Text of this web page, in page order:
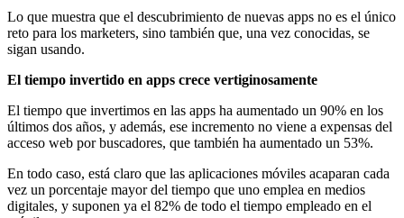
Lo que muestra que el descubrimiento de nuevas apps no es el único
reto para los marketers, sino también que, una vez conocidas, se
sigan usando.
El tiempo invertido en apps crece vertiginosamente
El tiempo que invertimos en las apps ha aumentado un 90% en los
últimos dos años, y además, ese incremento no viene a expensas del
acceso web por buscadores, que también ha aumentado un 53%.
En todo caso, está claro que las aplicaciones móviles acaparan cada
vez un porcentaje mayor del tiempo que uno emplea en medios
digitales, y suponen ya el 82% de todo el tiempo empleado en el